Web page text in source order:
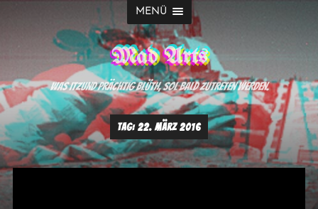
MENÜ
Mad Arts
Was itzund prächtig blüth, sol bald zutreten werden.
TAG:22. MÄRZ 2016